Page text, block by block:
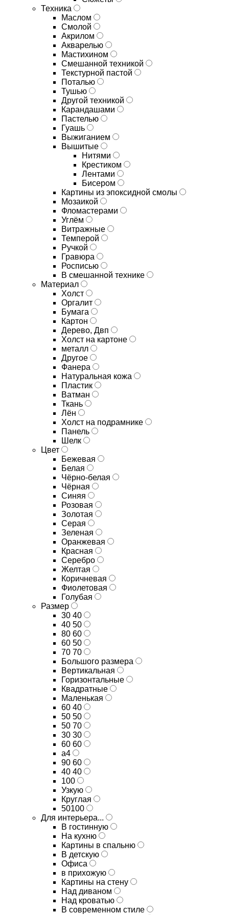
Техника
Маслом
Смолой
Акрилом
Акварелью
Мастихином
Смешанной техникой
Текстурной пастой
Поталью
Тушью
Другой техникой
Карандашами
Пастелью
Гуашь
Выжиганием
Вышитые
Нитями
Крестиком
Лентами
Бисером
Картины из эпоксидной смолы
Мозаикой
Фломастерами
Углём
Витражные
Темперой
Ручкой
Гравюра
Росписью
В смешанной технике
Материал
Холст
Оргалит
Бумага
Картон
Дерево, Двп
Холст на картоне
металл
Другое
Фанера
Натуральная кожа
Пластик
Ватман
Ткань
Лён
Холст на подрамнике
Панель
Шелк
Цвет
Бежевая
Белая
Чёрно-белая
Чёрная
Синяя
Розовая
Золотая
Серая
Зеленая
Оранжевая
Красная
Серебро
Желтая
Коричневая
Фиолетовая
Голубая
Размер
30 40
40 50
80 60
60 50
70 70
Большого размера
Вертикальная
Горизонтальные
Квадратные
Маленькая
60 40
50 50
50 70
30 30
60 60
а4
90 60
40 40
100
Узкую
Круглая
50100
Для интерьера...
В гостинную
На кухню
Картины в спальню
В детскую
Офиса
в прихожую
Картины на стену
Над диваном
Над кроватью
В современном стиле